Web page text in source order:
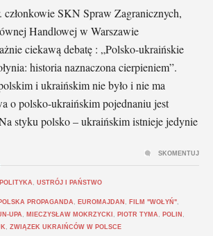
członkowie SKN Spraw Zagranicznych,
Handlowej w Warszawie
ciekawą debatę : „Polsko-ukraińskie
historia naznaczona cierpieniem”.
i ukraińskim nie było i nie ma
o polsko-ukraińskim pojednaniu jest
styku polsko – ukraińskim istnieje jedynie
POLITYKA USTRÓJ I PAŃSTWO
PROPAGANDA EUROMAJDAN FILM "WOŁYŃ"
UPA MIECZYSŁAW MOKRZYCKI PIOTR TYMA POLIN
ZWIĄZEK UKRAIŃCÓW W POLSCE
SKOMENTUJ